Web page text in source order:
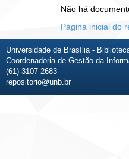
Não há
Página inicial do
Universidade de Brasília -
Coordenadoria de Gestão da
(61) 3107-2683
repositorio@unb.br